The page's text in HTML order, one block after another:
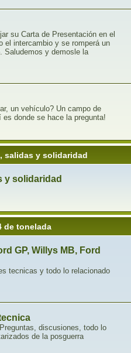
su Carta de Presentación en el
el intercambio y se romperá un
Saludemos y demosle la
un vehículo? Un campo de
donde se hace la pregunta!
salidas y solidaridad
y solidaridad
de tonelada
GP, Willys MB, Ford
tecnicas y todo lo relacionado
discusiones, todo lo
de la posguerra